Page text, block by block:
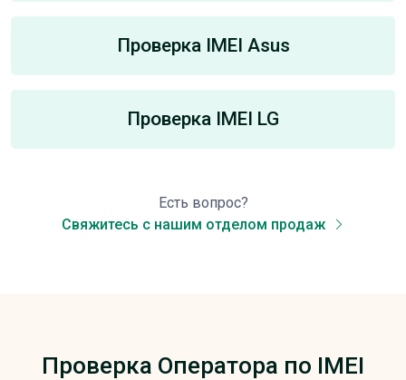
Проверка IMEI Asus
Проверка IMEI LG
Есть вопрос?
Свяжитесь с нашим отделом продаж
Проверка Оператора по IMEI